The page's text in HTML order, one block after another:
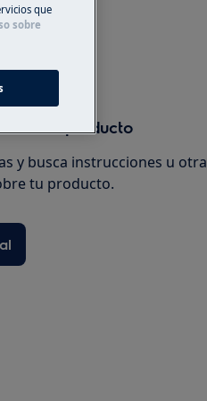
de producto
y busca instrucciones u otra
tu producto.
que
sobre